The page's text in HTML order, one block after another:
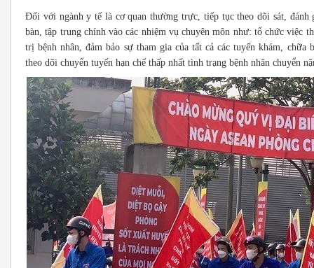
Đối với ngành y tế là cơ quan thường trực, tiếp tục theo dõi sát,
bàn, tập trung chính vào các nhiệm vụ chuyên môn như: tổ chức việc
trị bệnh nhân, đảm bảo sự tham gia của tất cả các tuyến khám, chữa
theo dõi chuyển tuyến hạn chế thấp nhất tình trạng bệnh nhân chuyển